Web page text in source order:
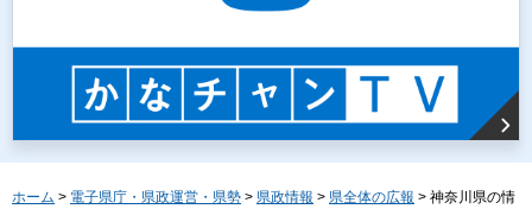
ホーム > 電子県庁・県政運営・県勢 > 県政情報 > 県全体の広報 > 神奈川県の情